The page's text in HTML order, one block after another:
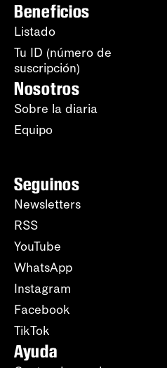
Beneficios
Listado
Tu ID (número de
suscripción)
Nosotros
Sobre la diaria
Equipo
Seguinos
Newsletters
RSS
YouTube
WhatsApp
Instagram
Facebook
TikTok
Ayuda